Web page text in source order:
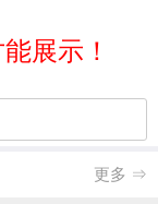
展示！
更多 ⇒